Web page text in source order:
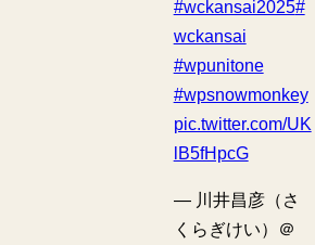
#wckansai2025#
wckansai
#wpunitone
#wpsnowmonkey
pic.twitter.com/UK
lB5fHpcG
— 川井昌彦（さ
くらぎけい）＠